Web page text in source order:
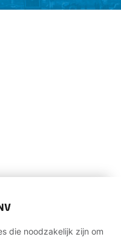
die noodzakelijk zijn om